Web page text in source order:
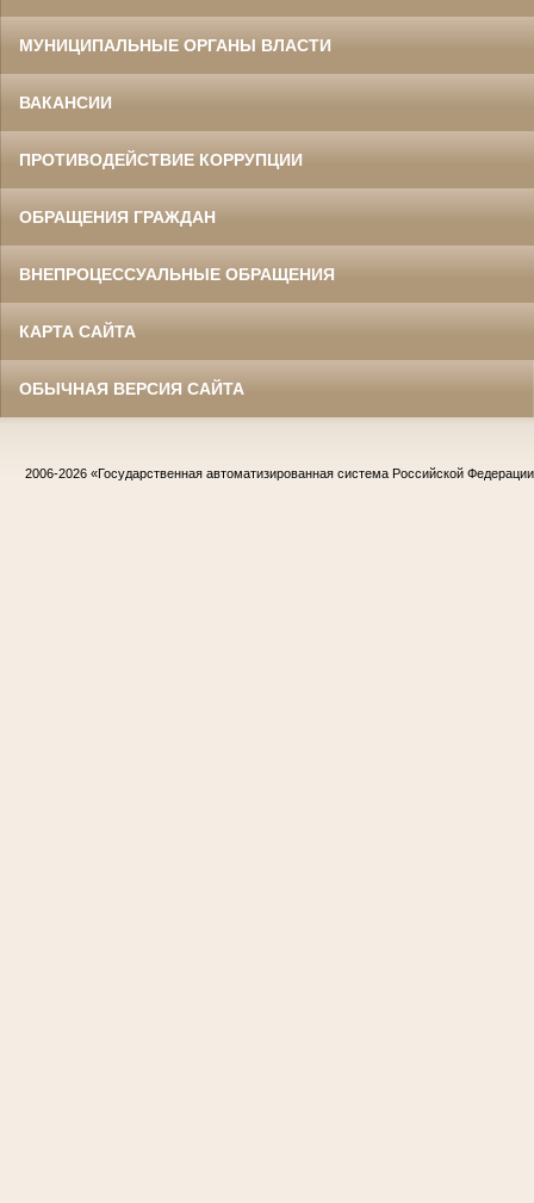
МУНИЦИПАЛЬНЫЕ ОРГАНЫ ВЛАСТИ
ВАКАНСИИ
ПРОТИВОДЕЙСТВИЕ КОРРУПЦИИ
ОБРАЩЕНИЯ ГРАЖДАН
ВНЕПРОЦЕССУАЛЬНЫЕ ОБРАЩЕНИЯ
КАРТА САЙТА
ОБЫЧНАЯ ВЕРСИЯ САЙТА
2006-2026 «Государственная автоматизированная система Российской